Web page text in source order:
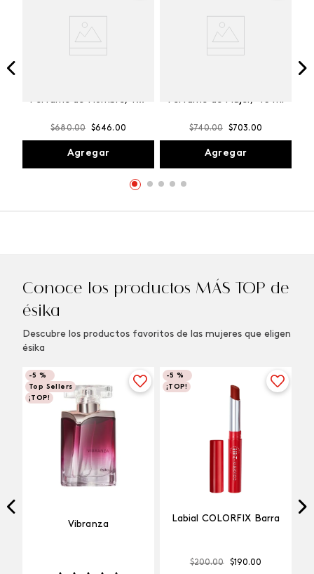
Perfume de Hombre, 100
$680.00 $646.00
Agregar
Perfume de Mujer, 45 ml
$740.00 $703.00
Agregar
Conoce los productos MÁS TOP de
ésika
Descubre los productos favoritos de las mujeres que eligen
ésika
-5 %
Top Sellers
¡TOP!
Vibranza
-5 %
¡TOP!
Labial COLORFIX Barra
$200.00 $190.00